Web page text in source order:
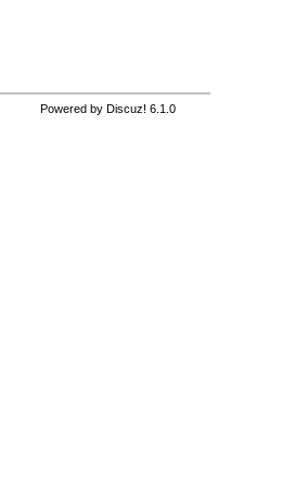
Powered by Discuz! 6.1.0